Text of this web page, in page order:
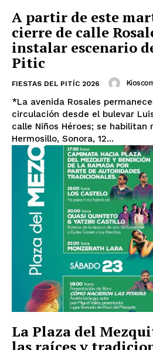
A partir de este
cierre de calle
instalar escenario
Pitic
FIESTAS DEL PITÍC 2026
*La avenida Rosales
circulación desde el bulevar
calle Niños Héroes; se habilitan
Hermosillo, Sonora, 12...
La Plaza del